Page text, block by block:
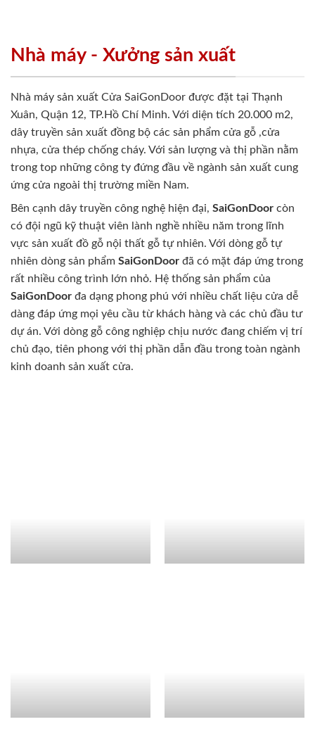
Nhà máy - Xưởng sản xuất
Nhà máy sản xuất Cửa SaiGonDoor được đặt tại Thạnh
Xuân, Quận 12, TP.Hồ Chí Minh. Với diện tích 20.000 m2,
dây truyền sản xuất đồng bộ các sản phẩm cửa gỗ ,cửa
nhựa, cửa thép chống cháy. Với sản lượng và thị phần nằm
trong top những công ty đứng đầu về ngành sản xuất cung
ứng cửa ngoài thị trường miền Nam.
Bên cạnh dây truyền công nghệ hiện đại, SaiGonDoor còn
có đội ngũ kỹ thuật viên lành nghề nhiều năm trong lĩnh
vực sản xuất đồ gỗ nội thất gỗ tự nhiên. Với dòng gỗ tự
nhiên dòng sản phẩm SaiGonDoor đã có mặt đáp ứng trong
rất nhiều công trình lớn nhỏ. Hệ thống sản phẩm của
SaiGonDoor đa dạng phong phú với nhiều chất liệu cửa dễ
dàng đáp ứng mọi yêu cầu từ khách hàng và các chủ đầu tư
dự án. Với dòng gỗ công nghiệp chịu nước đang chiếm vị trí
chủ đạo, tiên phong với thị phần dẫn đầu trong toàn ngành
kinh doanh sản xuất cửa.